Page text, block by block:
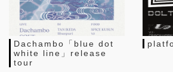
Dachambo「blue dot
white line」release
tour